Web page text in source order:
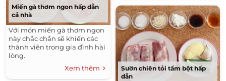
Miến gà thơm ngon hấp dẫn
cả nhà
Với món miến gà thơm ngon
này chắc chắn sẽ khiến các
thành viên trong gia đình hài
lòng.
Xem thêm
Sườn chiên tỏi tẩm bột hấp
dẫn